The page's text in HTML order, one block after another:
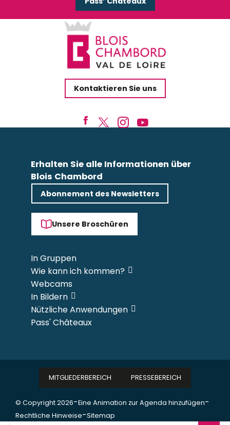
Kontaktieren Sie uns
Erhalten Sie alle Informationen über
Blois Chambord
Abonnement des Newsletters
Unsere Broschüren
In Gruppen
Wie kann ich kommen?
Webcams
In Bildern
Nützliche Anwendungen
Pass' Châteaux
© Copyright 2026-Eine Animation zur Agenda hinzufügen-
Rechtliche Hinweise-Sitemap
MITGLIEDERBEREICH PRESSEBEREICH